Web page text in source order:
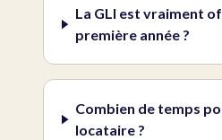
La GLI est vraiment
première année ?
Combien de temps
locataire ?